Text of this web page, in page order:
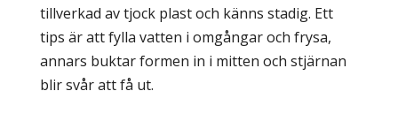
tillverkad av tjock plast och känns stadig. Ett
tips är att fylla vatten i omgångar och frysa,
annars buktar formen in i mitten och stjärnan
blir svår att få ut.